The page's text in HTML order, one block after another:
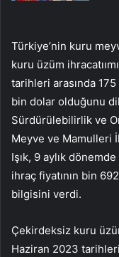
Türkiye’nin kuru
kuru üzüm
tarihleri arasında
bin dolar olduğunu
Sürdürülebilirlik ve
Meyve ve Mamulleri
Işık, 9 aylık
ihraç fiyatının bin
bilgisini verdi.
Çekirdeksiz kuru
Haziran 2023